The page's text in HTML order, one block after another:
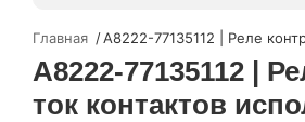
Главная A8222-77135112 | Реле
A8222-77135112 |
ток контактов